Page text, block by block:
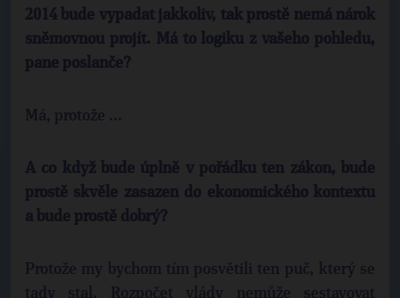
2014 bude vypadat jakkoliv, tak prostě nemá nárok
sněmovnou projít. Má to logiku z vašeho pohledu,
pane poslanče?
Má, protože ...
A co když bude úplně v pořádku ten zákon, bude
prostě skvěle zasazen do ekonomického kontextu
a bude prostě dobrý?
Protože my bychom tím posvětili ten puč, který se
tady stal. Rozpočet vlády nemůže sestavovat